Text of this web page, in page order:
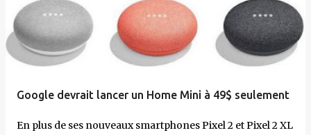
Google devrait lancer un Home Mini à 49$ seulement
En plus de ses nouveaux smartphones Pixel 2 et Pixel 2 XL